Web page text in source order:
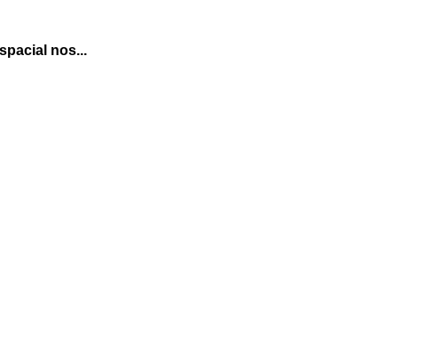
nos...